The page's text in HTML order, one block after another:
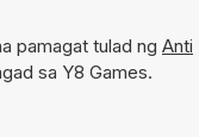
pamagat tulad ng Anti
sa Y8 Games.